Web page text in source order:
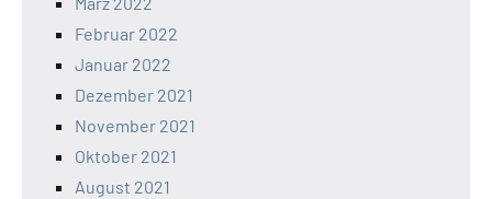
Februar 2022
Januar 2022
Dezember 2021
November 2021
Oktober 2021
August 2021